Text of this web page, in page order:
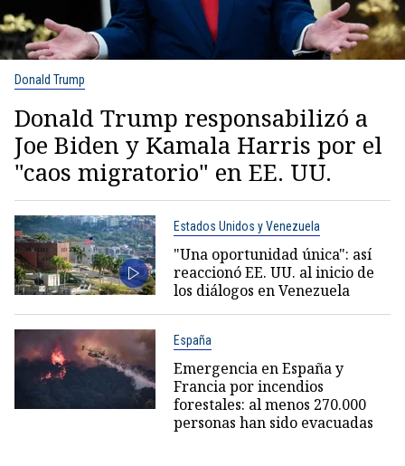
Donald Trump
Donald Trump responsabilizó a
Joe Biden y Kamala Harris por el
"caos migratorio" en EE. UU.
Estados Unidos y Venezuela
"Una oportunidad única": así
reaccionó EE. UU. al inicio de
los diálogos en Venezuela
España
Emergencia en España y
Francia por incendios
forestales: al menos 270.000
personas han sido evacuadas